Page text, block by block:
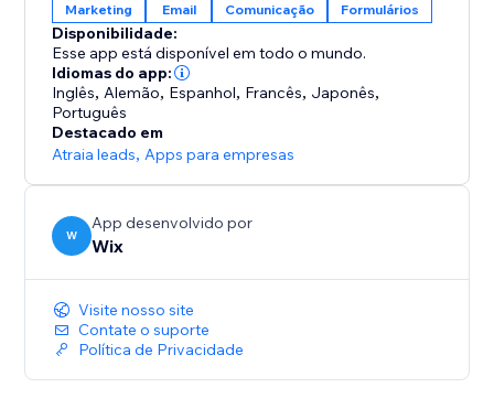
Marketing Email Comunicação Formulários
Disponibilidade:
Esse app está disponível em todo o mundo.
Idiomas do app:
Inglês, Alemão, Espanhol, Francês, Japonês,
Português
Destacado em
Atraia leads, Apps para empresas
W
App desenvolvido por
Wix
Visite nosso site
Contate o suporte
Política de Privacidade